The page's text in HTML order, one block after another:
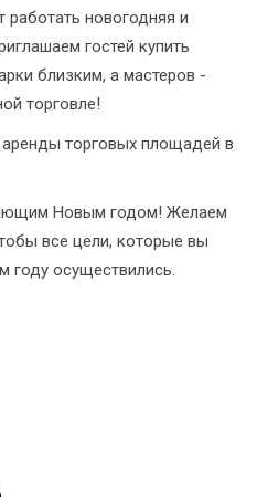
новогодняя и
гостей купить
близким, а мастеров -
торговле!
торговых площадей в
Новым годом! Желаем
все цели, которые вы
году осуществились.